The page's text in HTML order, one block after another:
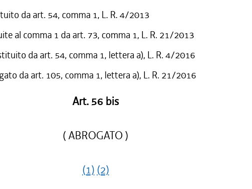
al 31/12/2007
al 02/05/2007
al 31/12/2005
al 09/12/2005
da art. 54, comma 1, L. R. 4/2013
al comma 1 da art. 73, comma 1, L. R. 21/2013
da art. 54, comma 1, lettera a), L. R. 4/2016
da art. 105, comma 1, lettera a), L. R. 21/2016
Art. 56 bis
( ABROGATO )
(1) (2)